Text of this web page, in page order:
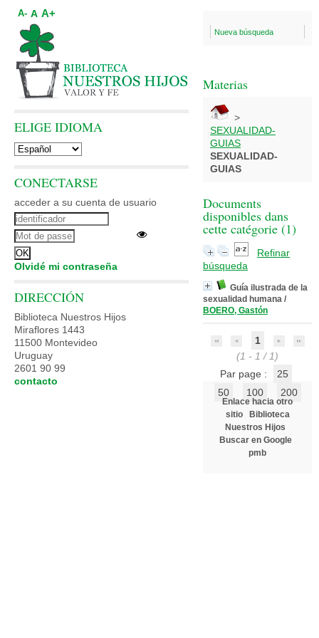
Nueva búsqueda
Materias
>
SEXUALIDAD-
GUIAS
SEXUALIDAD-
GUIAS
Documents
disponibles dans
cette catégorie (1)
Refinar
búsqueda
Guía ilustrada de la
sexualidad humana /
BOERO, Gastón
1
(1 - 1 / 1)
Par page :
25
50
100 200
Enlace hacia otro
sitio
Biblioteca
Nuestros Hijos
Buscar en Google
pmb
A- A A+
ELIGE IDIOMA
CONECTARSE
acceder a su cuenta de usuario
Olvidé mi contraseña
DIRECCIÓN
Biblioteca Nuestros Hijos
Miraflores 1443
11500 Montevideo
Uruguay
2601 90 99
contacto